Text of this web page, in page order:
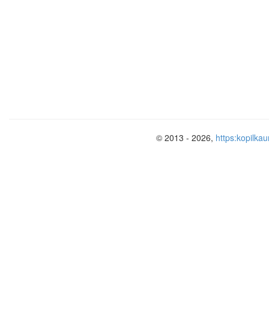
© 2013 - 2026,